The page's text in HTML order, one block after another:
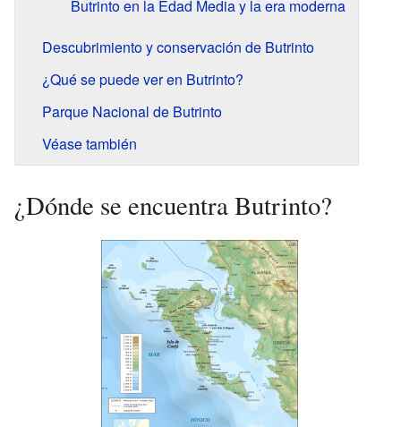
Butrinto en la Edad Media y la era moderna
Descubrimiento y conservación de Butrinto
¿Qué se puede ver en Butrinto?
Parque Nacional de Butrinto
Véase también
¿Dónde se encuentra Butrinto?